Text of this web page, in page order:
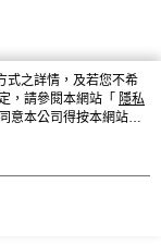
式之詳情，及若您不希
，請參閱本網站「 隱私
意本公司得按本網站使